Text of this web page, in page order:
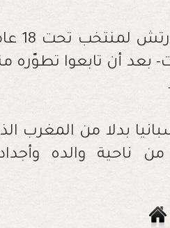
وحاول مسؤولو المغرب قبل شهر
بعد أن تابعوا تطوّره
إسبانيا بدلا من المغرب
ناحية والده